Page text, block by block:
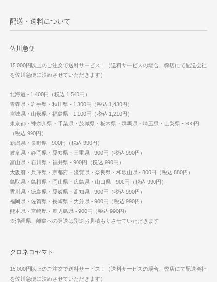
配送・送料について
佐川急便
15,000円以上のご注文で送料サービス！（送料サービスの場合、弊店にて配送会社
を佐川急便に決めさせていただきます）
北海道 - 1,400円（税込 1,540円）
青森県・岩手県・秋田県 - 1,300円（税込 1,430円）
宮城県・山形県・福島県 - 1,100円（税込 1,210円）
東京都・神奈川県・千葉県・茨城県・栃木県・群馬県・埼玉県・山梨県 - 900円
（税込 990円）
新潟県・長野県 - 900円（税込 990円）
岐阜県・静岡県・愛知県・三重県 - 900円（税込 990円）
富山県・石川県・福井県 - 900円（税込 990円）
大阪府・兵庫県・京都府・滋賀県・奈良県・和歌山県 - 800円（税込 880円）
鳥取県・島根県・岡山県・広島県・山口県 - 900円（税込 990円）
香川県・徳島県・愛媛県・高知県 - 900円（税込 990円）
福岡県・佐賀県・長崎県・大分県 - 900円（税込 990円）
熊本県・宮崎県・鹿児島県 - 900円（税込 990円）
※沖縄県、離島への発送は別途お見積もりさせていただきます
クロネコヤマト
15,000円以上のご注文で送料サービス！（送料サービスの場合、弊店にて配送会社
を佐川急便に決めさせていただきます）